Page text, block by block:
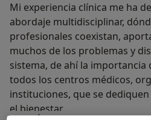
Mi experiencia clínica me ha
abordaje multidisciplinar,
profesionales coexistan,
muchos de los problemas y
sistema, de ahí la
todos los centros médicos,
instituciones, que se
el bienestar.